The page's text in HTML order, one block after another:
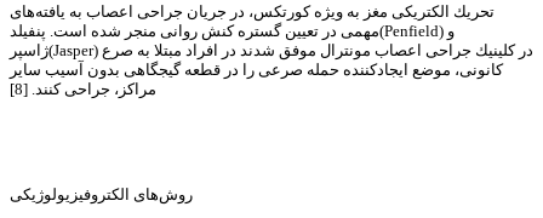
تحریك الكتریكی مغز به ویژه كورتكس، در جریان جراحی اعصاب به یافته‌های
مهمی در تعیین گستره كنش روانی منجر شده است. پنفیلد(Penfield) و
ژاسپر(Jasper) در كلینیك جراحی اعصاب مونترال موفق شدند در افراد مبتلا به صرع
كانونی، موضع ایجادكننده حمله صرعی را در قطعه گیجگاهی بدون آسیب سایر
مراكز، جراحی كنند. [8]
روش‌های الكتروفیزیولوژیكی